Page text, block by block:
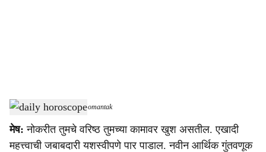
a
daily horoscope-Dainik Gomantak
मेष: नोकरीत तुमचे वरिष्ठ तुमच्या कामावर खुश असतील. एखादी
महत्त्वाची जबाबदारी यशस्वीपणे पार पाडाल. नवीन आर्थिक गुंतवणूक